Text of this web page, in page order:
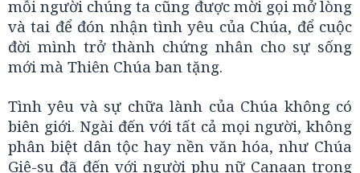
mỗi người chúng ta cũng được mời gọi mở lòng
và tai để đón nhận tình yêu của Chúa, để cuộc
đời mình trở thành chứng nhân cho sự sống
mới mà Thiên Chúa ban tặng.
Tình yêu và sự chữa lành của Chúa không có
biên giới. Ngài đến với tất cả mọi người, không
phân biệt dân tộc hay nền văn hóa, như Chúa
Giê-su đã đến với người phụ nữ Canaan trong